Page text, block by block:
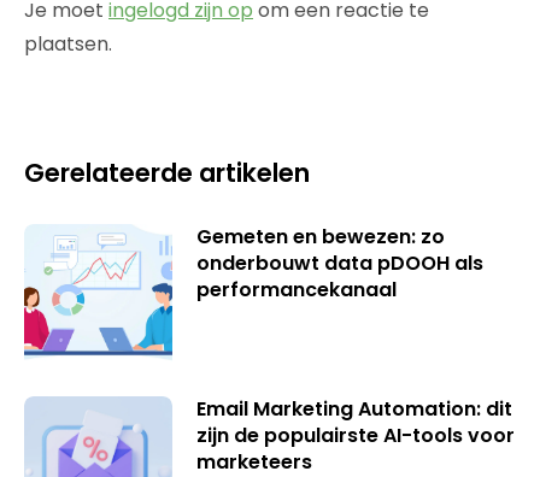
Je moet ingelogd zijn op om een reactie te
plaatsen.
Gerelateerde artikelen
Gemeten en bewezen: zo
onderbouwt data pDOOH als
performancekanaal
Email Marketing Automation: dit
zijn de populairste AI-tools voor
marketeers